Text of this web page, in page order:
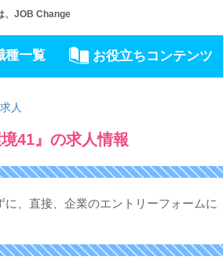
、JOB Change
種一覧 お役立ちコンテンツ
人
41』の求人情報
、 直接、企業のエントリーフォームに